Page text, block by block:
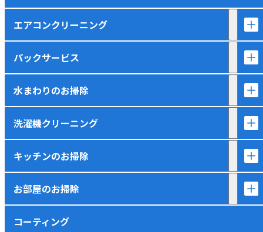
エアコンクリーニング
パックサービス
水まわりのお掃除
洗濯機クリーニング
キッチンのお掃除
お部屋のお掃除
コーティング